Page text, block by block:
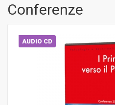
Conferenze
AUDIO CD